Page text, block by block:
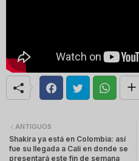
ANTIGUOS
Shakira ya está en Colombia: así
fue su llegada a Cali en donde se
presentará este fin de semana